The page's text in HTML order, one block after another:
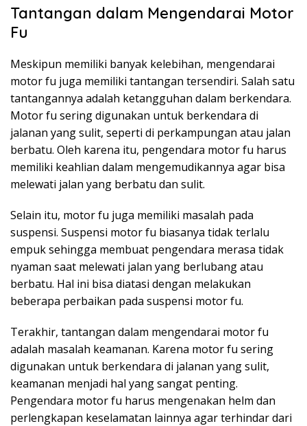
Tantangan dalam Mengendarai Motor
Fu
Meskipun memiliki banyak kelebihan, mengendarai
motor fu juga memiliki tantangan tersendiri. Salah satu
tantangannya adalah ketangguhan dalam berkendara.
Motor fu sering digunakan untuk berkendara di
jalanan yang sulit, seperti di perkampungan atau jalan
berbatu. Oleh karena itu, pengendara motor fu harus
memiliki keahlian dalam mengemudikannya agar bisa
melewati jalan yang berbatu dan sulit.
Selain itu, motor fu juga memiliki masalah pada
suspensi. Suspensi motor fu biasanya tidak terlalu
empuk sehingga membuat pengendara merasa tidak
nyaman saat melewati jalan yang berlubang atau
berbatu. Hal ini bisa diatasi dengan melakukan
beberapa perbaikan pada suspensi motor fu.
Terakhir, tantangan dalam mengendarai motor fu
adalah masalah keamanan. Karena motor fu sering
digunakan untuk berkendara di jalanan yang sulit,
keamanan menjadi hal yang sangat penting.
Pengendara motor fu harus mengenakan helm dan
perlengkapan keselamatan lainnya agar terhindar dari